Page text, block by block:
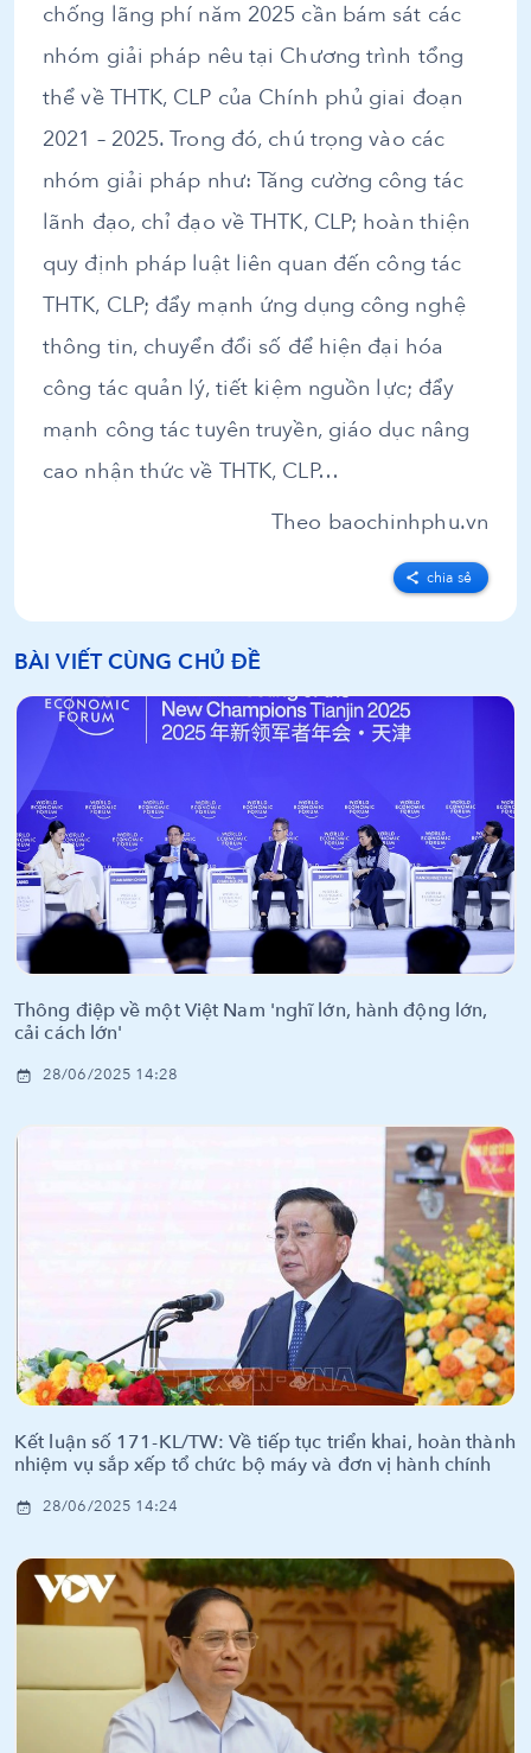
chống lãng phí năm 2025 cần bám sát các
nhóm giải pháp nêu tại Chương trình tổng
thể về THTK, CLP của Chính phủ giai đoạn
2021 – 2025. Trong đó, chú trọng vào các
nhóm giải pháp như: Tăng cường công tác
lãnh đạo, chỉ đạo về THTK, CLP; hoàn thiện
quy định pháp luật liên quan đến công tác
THTK, CLP; đẩy mạnh ứng dụng công nghệ
thông tin, chuyển đổi số để hiện đại hóa
công tác quản lý, tiết kiệm nguồn lực; đẩy
mạnh công tác tuyên truyền, giáo dục nâng
cao nhận thức về THTK, CLP…
Theo baochinhphu.vn
chia sẻ
BÀI VIẾT CÙNG CHỦ ĐỀ
Thông điệp về một Việt Nam 'nghĩ lớn, hành động lớn,
cải cách lớn'
28/06/2025 14:28
Kết luận số 171-KL/TW: Về tiếp tục triển khai, hoàn thành
nhiệm vụ sắp xếp tổ chức bộ máy và đơn vị hành chính
28/06/2025 14:24